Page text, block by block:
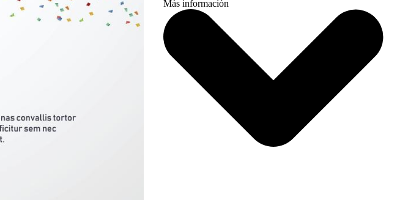
Más información